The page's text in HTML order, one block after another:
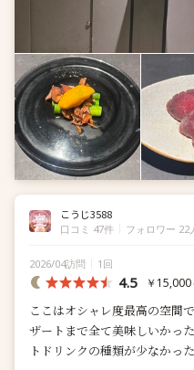
こうじ3588
口コミ 47件 フォロワー 22
2026/04訪問 1回
4.5 ￥
ここはオシャレ度最高の空間
ザートまで全て美味しいかっ
トドリンクの種類が少なかっ